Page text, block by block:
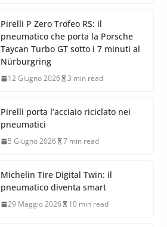
Pirelli P Zero Trofeo RS: il
pneumatico che porta la Porsche
Taycan Turbo GT sotto i 7 minuti al
Nürburgring
12 Giugno 2026 3 min read
Pirelli porta l’acciaio riciclato nei
pneumatici
5 Giugno 2026 7 min read
Michelin Tire Digital Twin: il
pneumatico diventa smart
29 Maggio 2026 10 min read